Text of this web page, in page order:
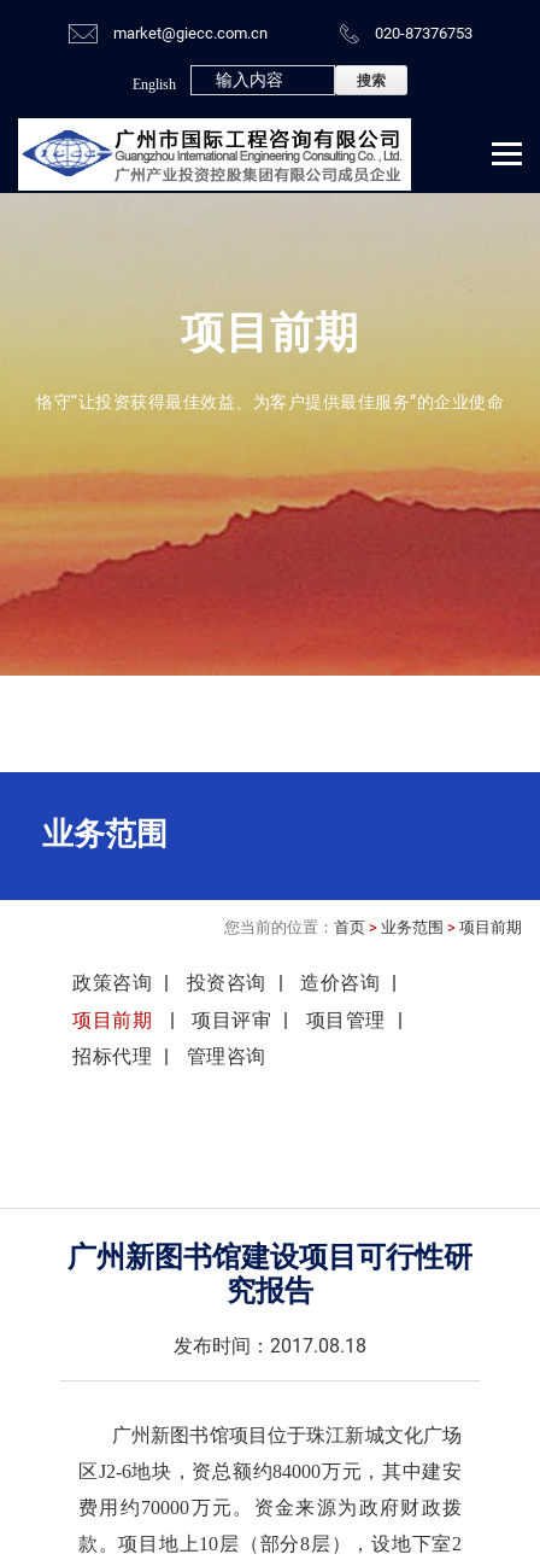
market@giecc.com.cn 020-87376753
English
项目前期
恪守“让投资获得最佳效益、为客户提供最佳服务”的企业使命
业务范围
您当前的位置： 首页 > 业务范围 > 项目前期
政策咨询 投资咨询
造价咨询
项目前期
项目评审
项目管理
招标代理
管理咨询
广州新图书馆建设项目可行性研
究报告
发布时间：2017.08.18
广州新图书馆项目位于珠江新城文化广场
区J2-6地块，资总额约84000万元，其中建安
费用约70000万元。资金来源为政府财政拨
款。项目地上10层（部分8层），设地下室2